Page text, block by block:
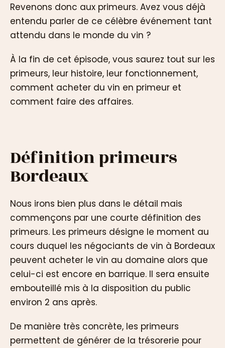
Revenons donc aux primeurs. Avez vous déjà
entendu parler de ce célèbre événement tant
attendu dans le monde du vin ?
À la fin de cet épisode, vous saurez tout sur les
primeurs, leur histoire, leur fonctionnement,
comment acheter du vin en primeur et
comment faire des affaires.
Définition primeurs
Bordeaux
Nous irons bien plus dans le détail mais
commençons par une courte définition des
primeurs. Les primeurs désigne le moment au
cours duquel les négociants de vin à Bordeaux
peuvent acheter le vin au domaine alors que
celui-ci est encore en barrique. Il sera ensuite
embouteillé mis à la disposition du public
environ 2 ans après.
De manière très concrète, les primeurs
permettent de générer de la trésorerie pour